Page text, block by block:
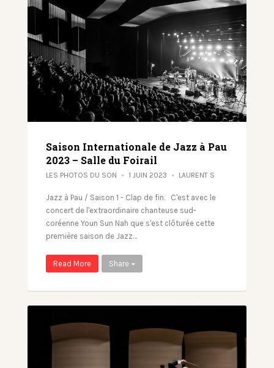
Saison Internationale de Jazz à Pau
2023 – Salle du Foirail
LES PHOTOS DU SON 1 JUIN 2023 LAURENT S
Jazz à Pau / Saison 1 - Clap de fin. C'est avec le
concert de l'extraordinaire chanteuse sud-
coréenne Youn Sun Nah que s'est clôturée cette
première saison de Jazz…
Read More Share